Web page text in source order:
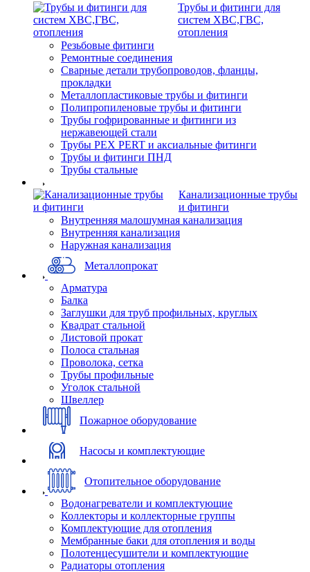
Трубы и фитинги для
систем ХВС,ГВС,
отопления
Резьбовые фитинги
Ремонтные соединения
Сварные детали трубопроводов, фланцы,
прокладки
Металлопластиковые трубы и фитинги
Полипропиленовые трубы и фитинги
Трубы гофрированные и фитинги из
нержавеющей стали
Трубы PEX PERT и аксиальные фитинги
Трубы и фитинги ПНД
Трубы стальные
Канализационные трубы
и фитинги
Внутренняя малошумная канализация
Внутренняя канализация
Наружная канализация
Металлопрокат
Арматура
Балка
Заглушки для труб профильных, круглых
Квадрат стальной
Листовой прокат
Полоса стальная
Проволока, сетка
Трубы профильные
Уголок стальной
Швеллер
Пожарное оборудование
Насосы и комплектующие
Отопительное оборудование
Водонагреватели и комплектующие
Коллекторы и коллекторные группы
Комплектующие для отопления
Мембранные баки для отопления и воды
Полотенцесушители и комплектующие
Радиаторы отопления